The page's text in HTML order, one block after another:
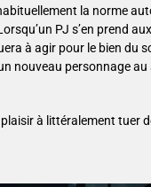
la norme
PJ s’en prend
à agir pour le bien du
nouveau personnage
à littéralement tuer